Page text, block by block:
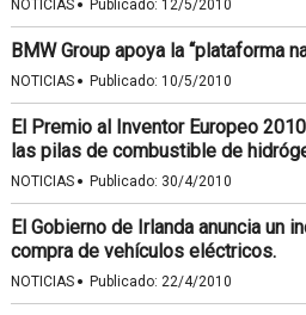
NOTICIAS Publicado: 12/5/2010
BMW Group apoya la “plataforma
NOTICIAS · Publicado: 10/5/2010
El Premio al Inventor Europeo
las pilas de combustible de
NOTICIAS · Publicado: 30/4/2010
El Gobierno de Irlanda anuncia un
compra de vehículos eléctricos.
NOTICIAS · Publicado: 22/4/2010